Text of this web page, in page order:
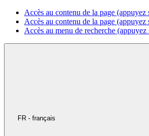
Accès au contenu de la page
Accès au contenu de la page
Accès au menu de recherche
FR - français